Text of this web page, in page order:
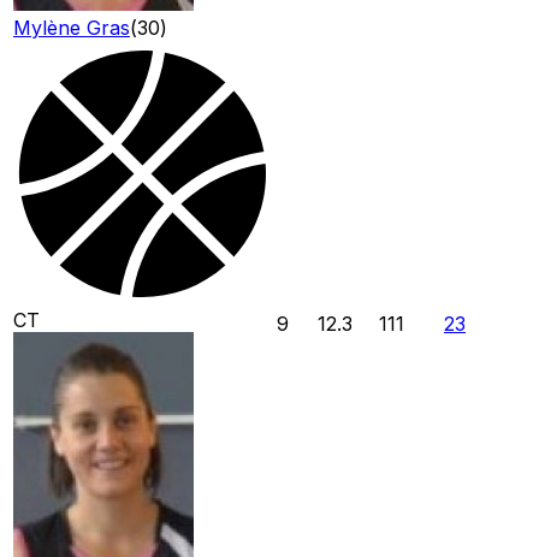
Mylène Gras(30)
CT 9 12.3 111 23